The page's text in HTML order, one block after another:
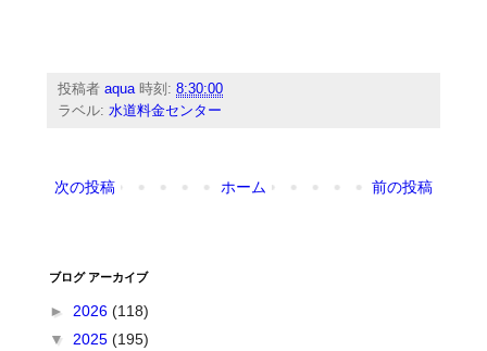
投稿者aqua 時刻:8:30:00
ラベル:水道料金センター
次の投稿 前の投稿
ホーム
ブログ アーカイブ
► 2026(118)
▼ 2025(195)